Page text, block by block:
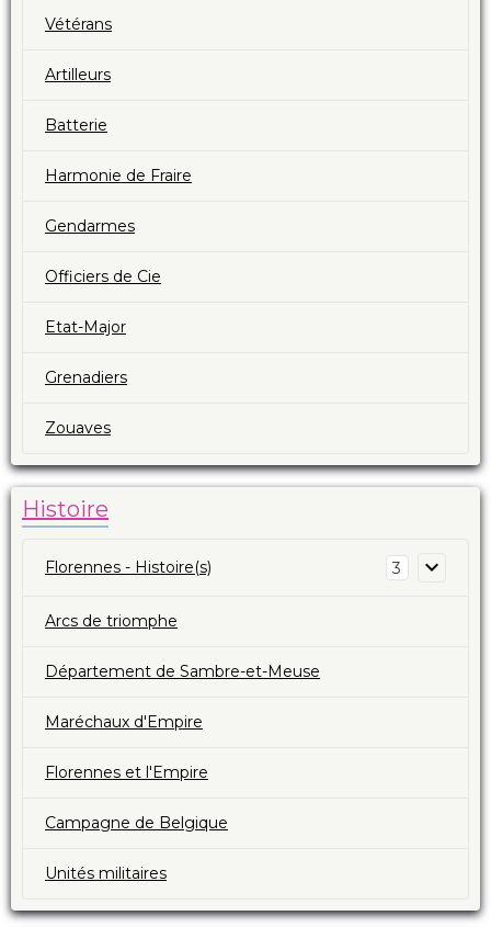
Vétérans
Artilleurs
Batterie
Harmonie de Fraire
Gendarmes
Officiers de Cie
Etat-Major
Grenadiers
Zouaves
Histoire
Florennes - Histoire(s) 3
Arcs de triomphe
Département de Sambre-et-Meuse
Maréchaux d'Empire
Florennes et l'Empire
Campagne de Belgique
Unités militaires